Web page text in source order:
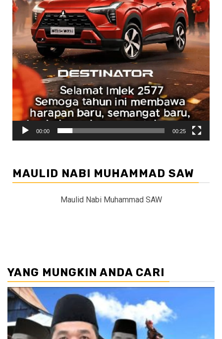
00:00 00:25
MAULID NABI MUHAMMAD SAW
Maulid Nabi Muhammad SAW
YANG MUNGKIN ANDA CARI